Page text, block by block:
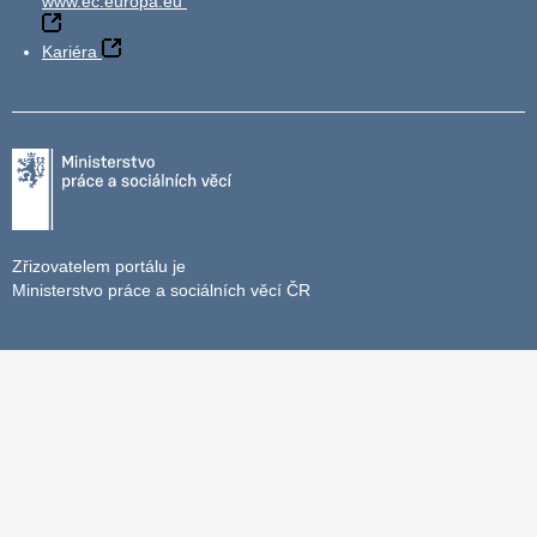
Kariéra
Zřizovatelem portálu je
Ministerstvo práce a sociálních věcí ČR